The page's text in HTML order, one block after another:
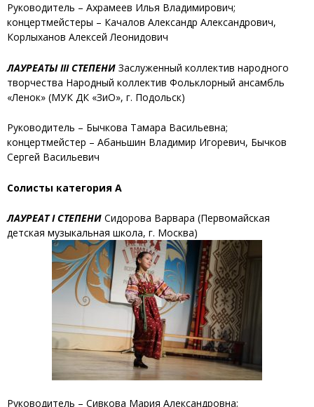
Руководитель – Ахрамеев Илья Владимирович;
концертмейстеры – Качалов Александр Александрович,
Корлыханов Алексей Леонидович
ЛАУРЕАТЫ III СТЕПЕНИ Заслуженный коллектив народного
творчества Народный коллектив Фольклорный ансамбль
«Ленок» (МУК ДК «ЗиО», г. Подольск)
Руководитель – Бычкова Тамара Васильевна;
концертмейстер – Абаньшин Владимир Игоревич, Бычков
Сергей Васильевич
Солисты категория А
ЛАУРЕАТ I СТЕПЕНИ Сидорова Варвара (Первомайская
детская музыкальная школа, г. Москва)
Руководитель – Сивкова Мария Александровна;